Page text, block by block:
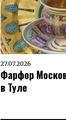
27.07.2026
Фарфор
в Туле